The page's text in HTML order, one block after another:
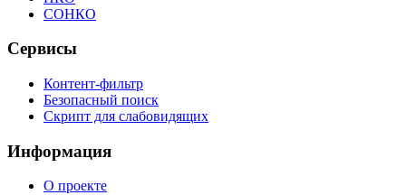
СОНКО
Сервисы
Контент-фильтр
Безопасный поиск
Скрипт для слабовидящих
Информация
О проекте